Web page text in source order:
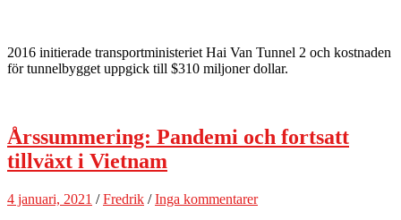
2016 initierade transportministeriet Hai Van Tunnel 2 och kostnaden
för tunnelbygget uppgick till $310 miljoner dollar.
Årssummering: Pandemi och fortsatt
tillväxt i Vietnam
4 januari, 2021 /Fredrik /Inga kommentarer